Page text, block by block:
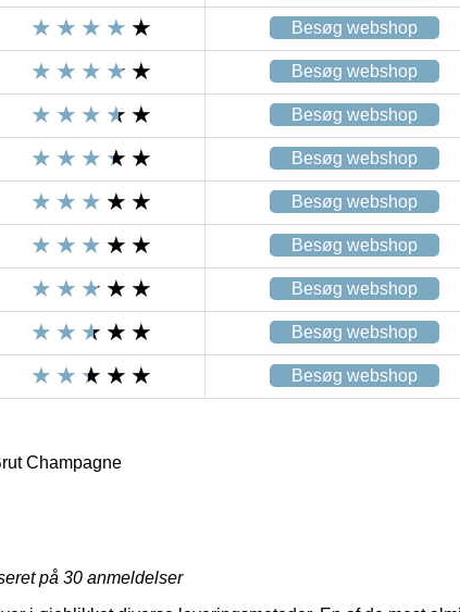
Besøg webshop
Besøg webshop
Besøg webshop
Besøg webshop
Besøg webshop
Besøg webshop
Besøg webshop
Besøg webshop
Besøg webshop
Champagne
på 30 anmeldelser